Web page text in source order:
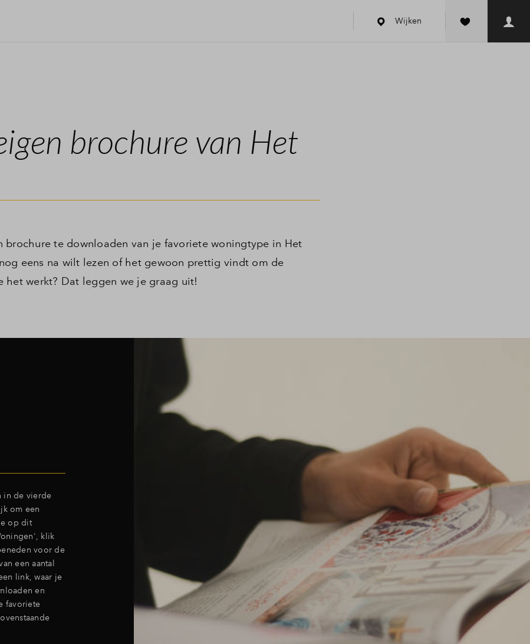
Wijken
brochure van Het
brochure te downloaden van je favoriete woningtype in Het
eens na wilt lezen of het gewoon prettig vindt om de
werkt? Dat leggen we je graag uit!
in de vierde
om een
op dit
klik
voor de
een aantal
link, waar je
en
favoriete